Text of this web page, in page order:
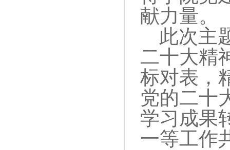
献力量。
此次主
二十大精
标对表，
党的二十
学习成果
一等工作